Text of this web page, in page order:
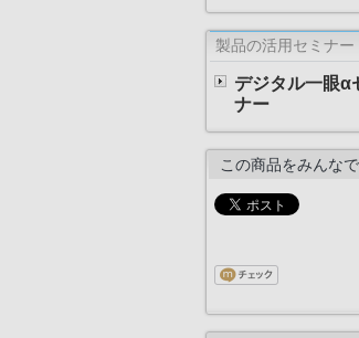
製品の活用セミナー
デジタル一眼α
ナー
この商品をみんな